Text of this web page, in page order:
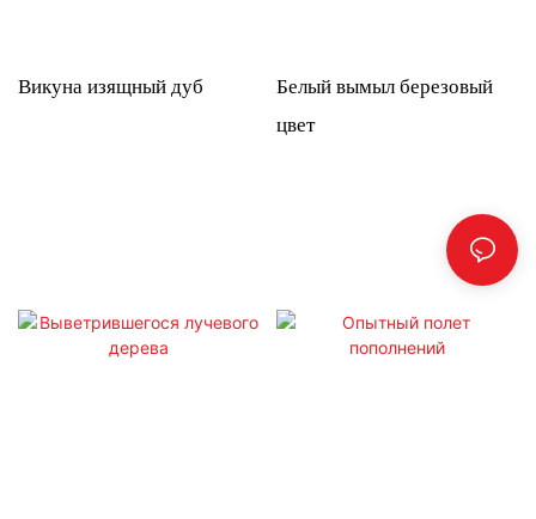
Викуна изящный дуб
Белый вымыл березовый
цвет